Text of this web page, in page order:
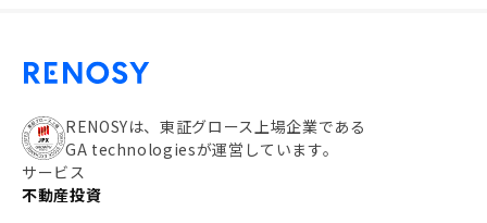
RENOSYは、東証グロース上場企業である
GA technologiesが運営しています。
サービス
不動産投資